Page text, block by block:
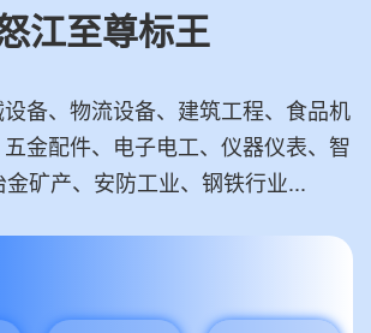
江至尊标王
备、物流设备、建筑工程、食品机
金配件、电子电工、仪器仪表、智
金矿产、安防工业、钢铁行业...